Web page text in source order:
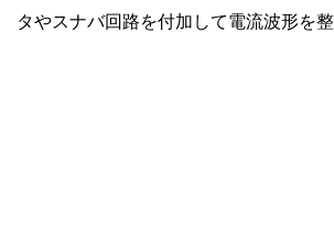
タやスナバ回路を付加して電流波形を